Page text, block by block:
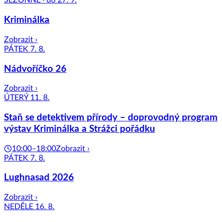
Kriminálka
Zobrazit ›
PÁTEK 7. 8.
Nádvoříčko 26
Zobrazit ›
ÚTERÝ 11. 8.
Staň se detektivem přírody – doprovodný program
výstav Kriminálka a Strážci pořádku
10:00–18:00Zobrazit ›
PÁTEK 7. 8.
Lughnasad 2026
Zobrazit ›
NEDĚLE 16. 8.